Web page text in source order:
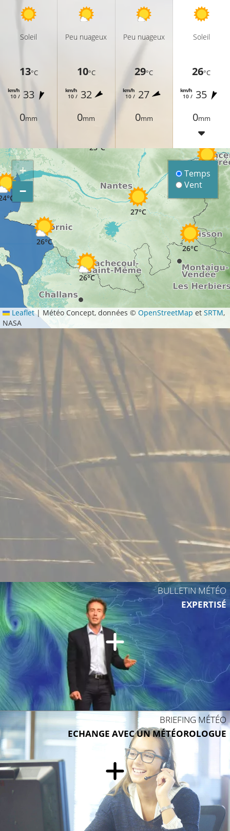
Soleil
13°C
10 /
km/h 33
0mm
Peu nuageux
10°C
10 /
km/h 32
0mm
Peu nuageux
29°C
10 /
km/h 27
0mm
Soleil
26°C
10 /
km/h 35
0mm
24°C
25°C
25°C
26°C
26°C
27°C
26°C
+
−
Temps
Vent
Leaflet | Météo Concept, données ©OpenStreetMap etSRTM,
NASA
BULLETIN MÉTÉO
EXPERTISÉ
BRIEFING MÉTÉO
ECHANGE AVEC UN MÉTÉOROLOGUE